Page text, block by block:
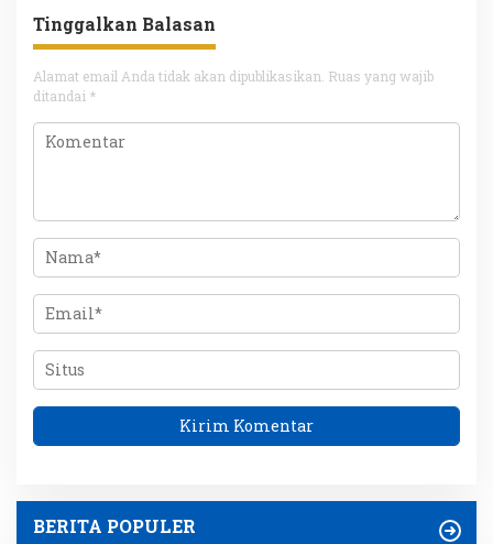
Tinggalkan Balasan
Alamat email Anda tidak akan dipublikasikan. Ruas yang wajib
ditandai *
BERITA POPULER